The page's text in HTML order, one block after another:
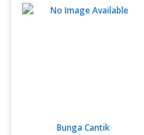
Bunga Cantik